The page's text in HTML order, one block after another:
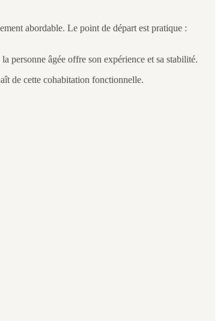
abordable. Le point de départ est pratique :
personne âgée offre son expérience et sa stabilité.
de cette cohabitation fonctionnelle.